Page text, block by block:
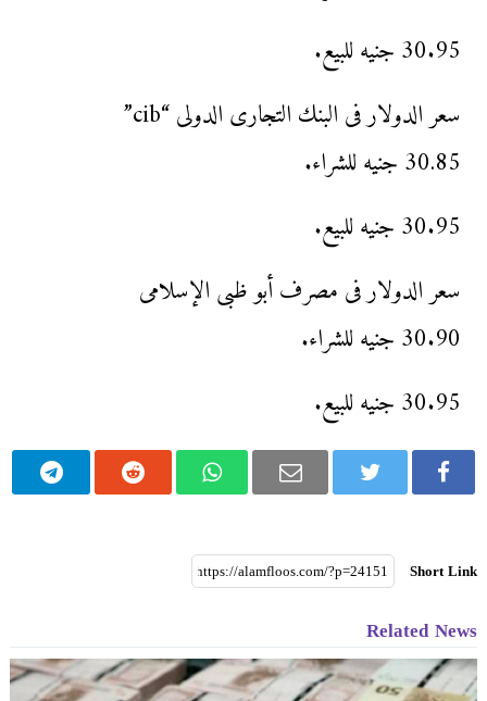
30.95 جنيه للبيع.
سعر الدولار فى البنك التجارى الدولى “cib”
30.85 جنيه للشراء.
30.95 جنيه للبيع.
سعر الدولار فى مصرف أبو ظبى الإسلامى
30.90 جنيه للشراء.
30.95 جنيه للبيع.
Short Link
Related News